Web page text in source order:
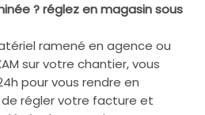
? réglez en magasin sous
ramené en agence ou
sur votre chantier, vous
pour vous rendre en
régler votre facture et